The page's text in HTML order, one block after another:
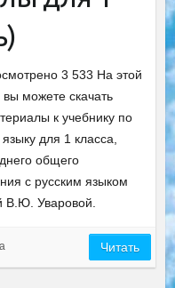
3 533 На этой
вы можете скачать
к учебнику по
для 1 класса,
общего
с русским языком
B.Ю. Уваровой.
Читать